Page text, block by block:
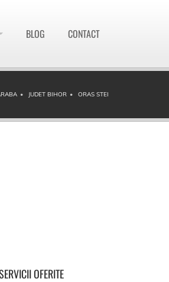
BLOG CONTACT
JUDET BIHOR ORAS STEI
OFERITE